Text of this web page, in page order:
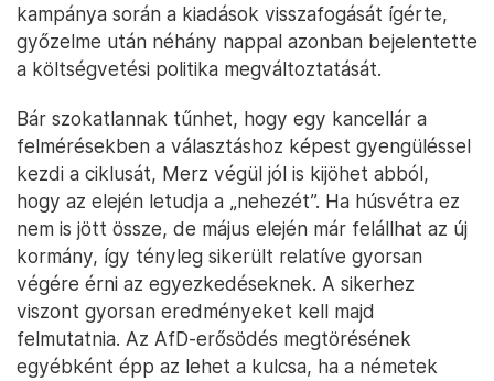
kampánya során a kiadások visszafogását ígérte,
győzelme után néhány nappal azonban bejelentette
a költségvetési politika megváltoztatását.
Bár szokatlannak tűnhet, hogy egy kancellár a
felmérésekben a választáshoz képest gyengüléssel
kezdi a ciklusát, Merz végül jól is kijöhet abból,
hogy az elején letudja a „nehezét”. Ha húsvétra ez
nem is jött össze, de május elején már felállhat az új
kormány, így tényleg sikerült relatíve gyorsan
végére érni az egyezkedéseknek. A sikerhez
viszont gyorsan eredményeket kell majd
felmutatnia. Az AfD-erősödés megtörésének
egyébként épp az lehet a kulcsa, ha a németek